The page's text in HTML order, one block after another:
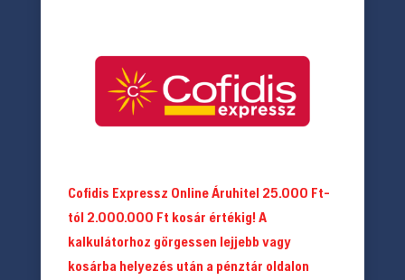
Cofidis Expressz Online Áruhitel 25.000 Ft-
tól 2.000.000 Ft kosár értékig! A
kalkulátorhoz görgessen lejjebb vagy
kosárba helyezés után a pénztár oldalon